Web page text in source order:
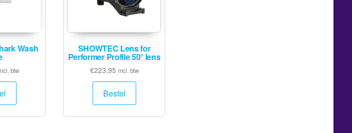
Wash
btw
SHOWTEC Lens for
Performer Profile 50° lens
€223,95 incl. btw
Bestel